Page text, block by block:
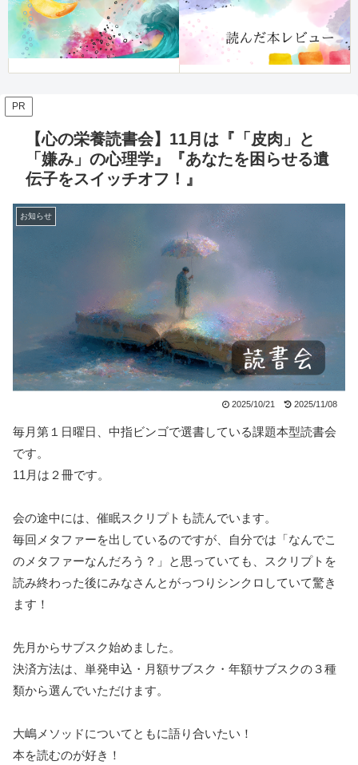
PR
【心の栄養読書会】11月は『「皮肉」と
「嫌み」の心理学』『あなたを困らせる遺
伝子をスイッチオフ！』
お知らせ
2025/10/21 2025/11/08
毎月第１日曜日、中指ビンゴで選書している課題本型読書会
です。
11月は２冊です。
会の途中には、催眠スクリプトも読んでいます。
毎回メタファーを出しているのですが、自分では「なんでこ
のメタファーなんだろう？」と思っていても、スクリプトを
読み終わった後にみなさんとがっつりシンクロしていて驚き
ます！
先月からサブスク始めました。
決済方法は、単発申込・月額サブスク・年額サブスクの３種
類から選んでいただけます。
大嶋メソッドについてともに語り合いたい！
本を読むのが好き！